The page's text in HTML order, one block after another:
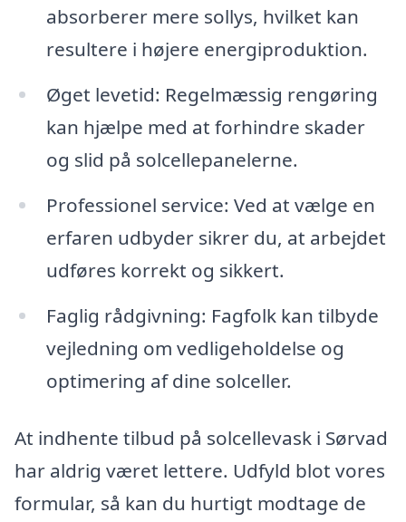
absorberer mere sollys, hvilket kan
resultere i højere energiproduktion.
Øget levetid: Regelmæssig rengøring
kan hjælpe med at forhindre skader
og slid på solcellepanelerne.
Professionel service: Ved at vælge en
erfaren udbyder sikrer du, at arbejdet
udføres korrekt og sikkert.
Faglig rådgivning: Fagfolk kan tilbyde
vejledning om vedligeholdelse og
optimering af dine solceller.
At indhente tilbud på solcellevask i Sørvad
har aldrig været lettere. Udfyld blot vores
formular, så kan du hurtigt modtage de